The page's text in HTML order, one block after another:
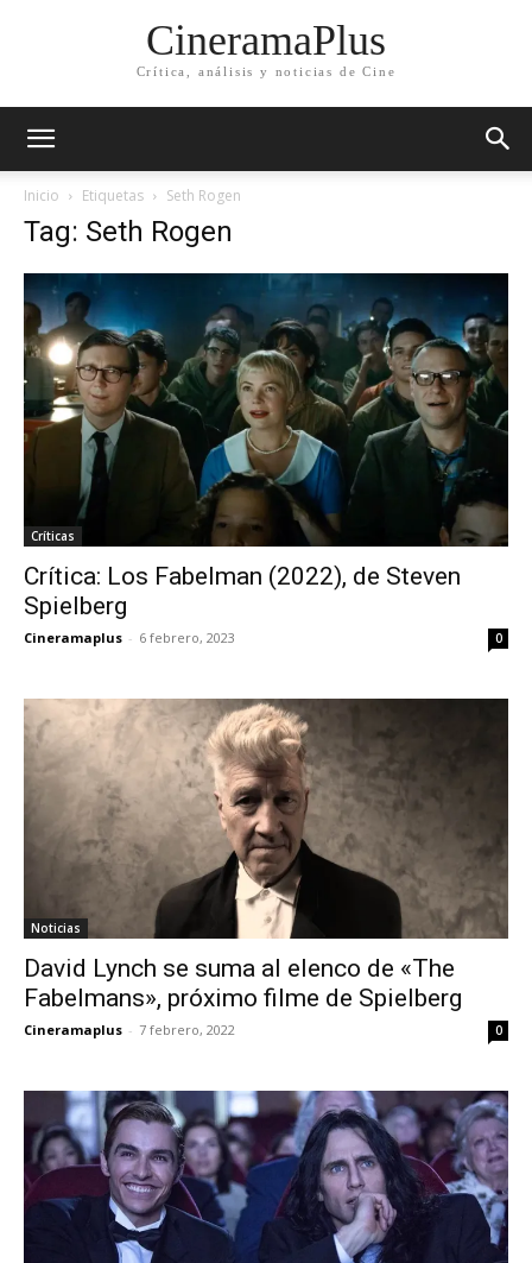
CineramaPlus
Crítica, análisis y noticias de Cine
Inicio Etiquetas Seth Rogen
Tag: Seth Rogen
Críticas
Crítica: Los Fabelman (2022), de Steven
Spielberg
Cineramaplus - 6 febrero, 2023 0
Noticias
David Lynch se suma al elenco de «The
Fabelmans», próximo filme de Spielberg
Cineramaplus - 7 febrero, 2022 0